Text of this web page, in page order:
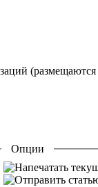
Опции